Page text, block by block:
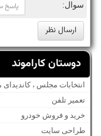
سوال:
دوستان کاراموند
انتخابات مجلس ،
تعمیر تلفن
خرید و فروش خودرو
طراحی سایت